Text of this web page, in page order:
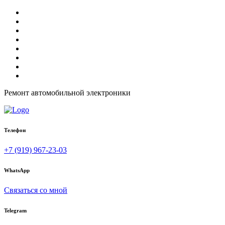
Ремонт автомобильной электроники
Телефон
+7 (919) 967-23-03
WhatsApp
Связаться со мной
Telegram